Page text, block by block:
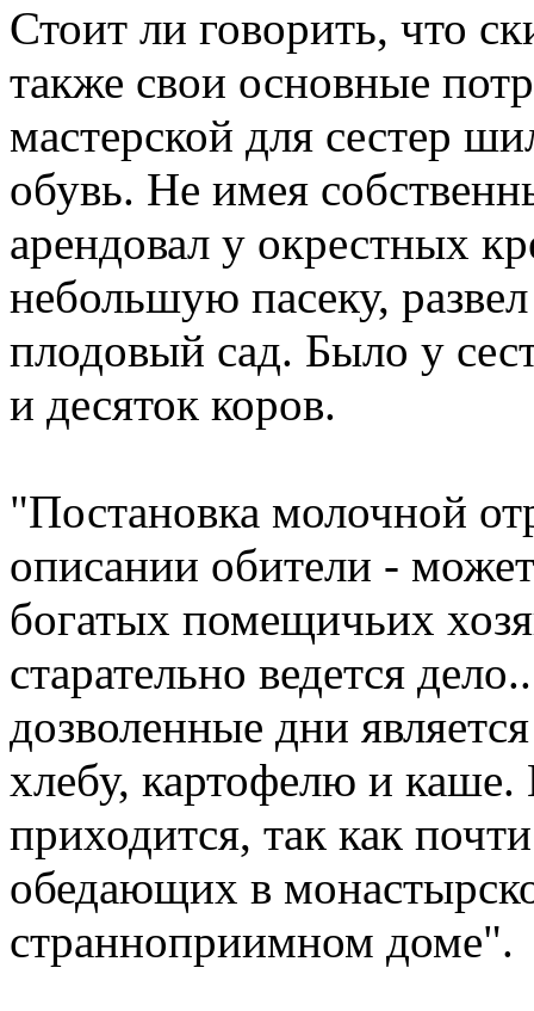
Стоит ли говорить, что
также свои основные
мастерской для сестер
обувь. Не имея
арендовал у окрестных
небольшую пасеку,
плодовый сад. Было у
и десяток коров.
"Постановка молочной
описании обители -
богатых помещичьих
старательно ведется
дозволенные дни
хлебу, картофелю и каше.
приходится, так как
обедающих в
странноприимном доме".